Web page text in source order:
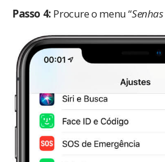
Passo 4: Procure o menu “